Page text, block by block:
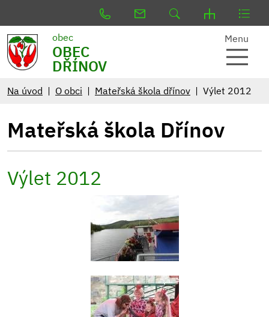
obec
OBEC
DŘÍNOV
Menu
Na úvod O obci Mateřská škola dřínov Výlet 2012
Mateřská škola Dřínov
Výlet 2012